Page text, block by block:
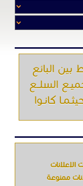
بين البائع
السلــع
كانـوا
الإعلانات
ممنوعة